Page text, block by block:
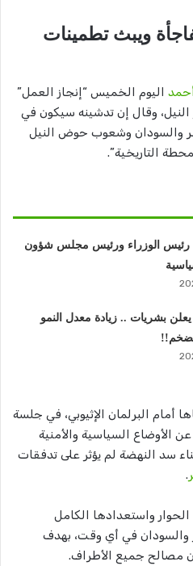
ويبث تطمينات
اليوم الخميس “إنجاز العمل”
وقال إن تدشينه سيكون في
والسودان وشعوب حوض النيل
التاريخية”.
رئيس الوزراء ورئيس مجلس شؤون
يعلن بشريات .. زيادة معدل النمو
أمام البرلمان الإثيوبي، في جلسة
الأوضاع السياسية والأمنية
سد النهضة لم يؤثر على تدفقات
.
الحوار واستعدادها الكامل
في أي وقت، بهدف
مصالح جميع الأطراف.